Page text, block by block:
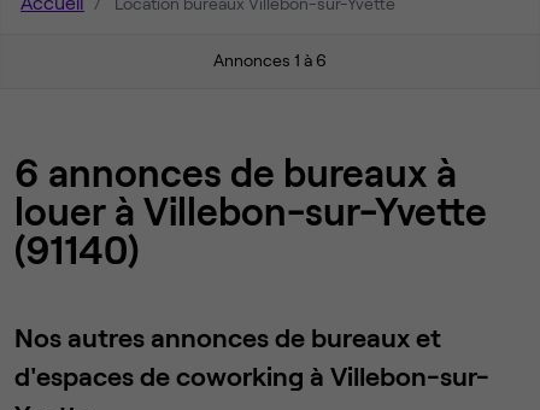
Annonces 1 à 6
6 annonces de bureaux à
louer à Villebon-sur-Yvette
(91140)
Nos autres annonces de bureaux et
d'espaces de coworking à Villebon-sur-